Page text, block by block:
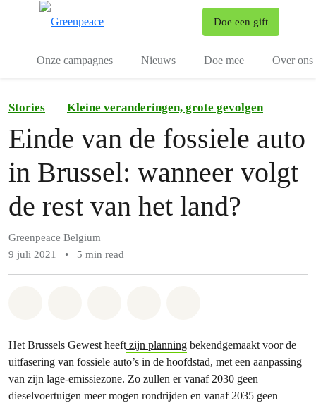
Doe een gift
Onze campagnes Nieuws Doe mee Over ons
Stories Kleine veranderingen, grote gevolgen
Einde van de fossiele auto
in Brussel: wanneer volgt
de rest van het land?
Greenpeace Belgium
9 juli 2021
• 5 min read
Het Brussels Gewest heeftzijn planning bekendgemaakt voor de
uitfasering van fossiele auto’s in de hoofdstad, met een aanpassing
van zijn lage-emissiezone. Zo zullen er vanaf 2030 geen
dieselvoertuigen meer mogen rondrijden en vanaf 2035 geen